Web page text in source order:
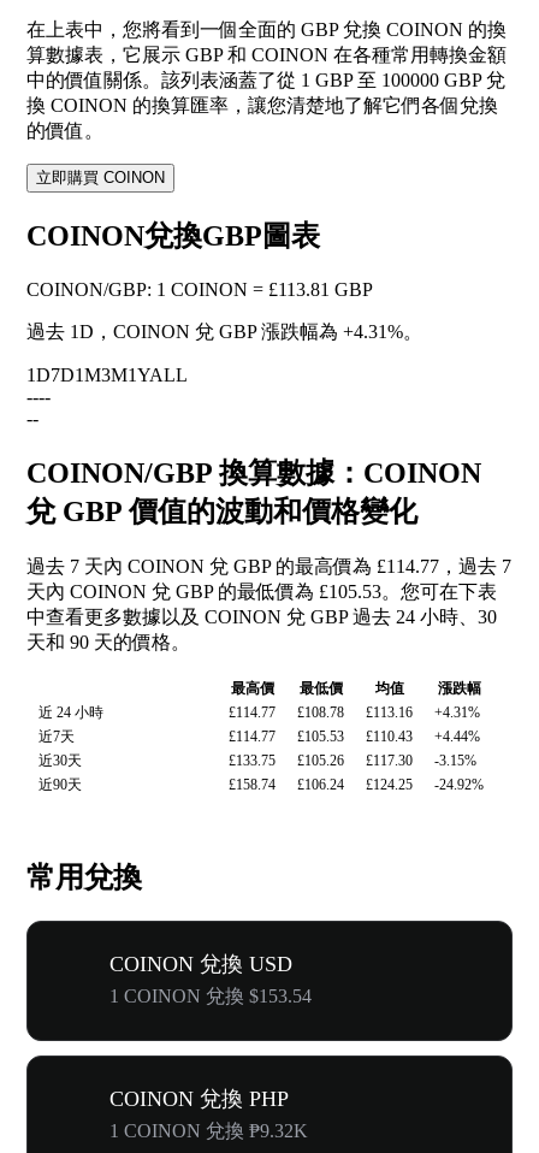
在上表中，您將看到一個全面的 GBP 兌換 COINON 的換
算數據表，它展示 GBP 和 COINON 在各種常用轉換金額
中的價值關係。該列表涵蓋了從 1 GBP 至 100000 GBP 兌
換 COINON 的換算匯率，讓您清楚地了解它們各個兌換
的價值。
立即購買 COINON
COINON兌換GBP圖表
COINON/GBP: 1 COINON = £113.81 GBP
過去 1D，COINON 兌 GBP 漲跌幅為 +4.31%。
1D7D1M3M1YALL
----
--
COINON/GBP 換算數據：COINON
兌 GBP 價值的波動和價格變化
過去 7 天內 COINON 兌 GBP 的最高價為 £114.77，過去 7
天內 COINON 兌 GBP 的最低價為 £105.53。您可在下表
中查看更多數據以及 COINON 兌 GBP 過去 24 小時、30
天和 90 天的價格。
最高價 最低價 均值
漲跌幅
近 24 小時
£114.77 £108.78 £113.16
+4.31%
近7天
£114.77 £105.53 £110.43
+4.44%
近30天
£133.75 £105.26 £117.30
-3.15%
近90天
£158.74 £106.24 £124.25 -24.92%
常用兌換
COINON 兌換 USD
1 COINON 兌換 $153.54
COINON 兌換 PHP
1 COINON 兌換 ₱9.32K